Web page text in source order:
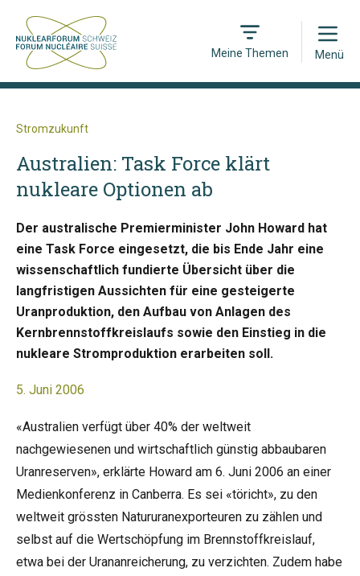
Meine Themen
Open
Menü
Stromzukunft
Australien: Task Force klärt
nukleare Optionen ab
Der australische Premierminister John Howard hat
eine Task Force eingesetzt, die bis Ende Jahr eine
wissenschaftlich fundierte Übersicht über die
langfristigen Aussichten für eine gesteigerte
Uranproduktion, den Aufbau von Anlagen des
Kernbrennstoffkreislaufs sowie den Einstieg in die
nukleare Stromproduktion erarbeiten soll.
5. Juni 2006
«Australien verfügt über 40% der weltweit
nachgewiesenen und wirtschaftlich günstig abbaubaren
Uranreserven», erklärte Howard am 6. Juni 2006 an einer
Medienkonferenz in Canberra. Es sei «töricht», zu den
weltweit grössten Natururanexporteuren zu zählen und
selbst auf die Wertschöpfung im Brennstoffkreislauf,
etwa bei der Urananreicherung, zu verzichten. Zudem habe